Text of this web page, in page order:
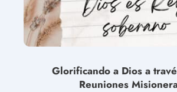
Glorificando a Dios a
Reuniones